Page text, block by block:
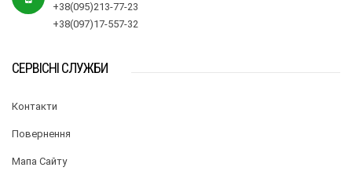
+38(095)213-77-23
+38(097)17-557-32
СЕРВІСНІ СЛУЖБИ
Контакти
Повернення
Мапа Сайту